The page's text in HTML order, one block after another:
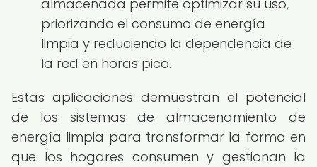
almacenada permite optimizar su uso,
priorizando el consumo de energía
limpia y reduciendo la dependencia de
la red en horas pico.
Estas aplicaciones demuestran el potencial
de los sistemas de almacenamiento de
energía limpia para transformar la forma en
que los hogares consumen y gestionan la